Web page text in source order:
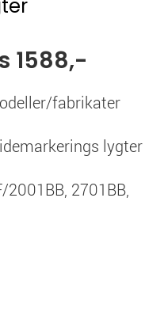
1588,-
fabrikater
lygter
2701BB,